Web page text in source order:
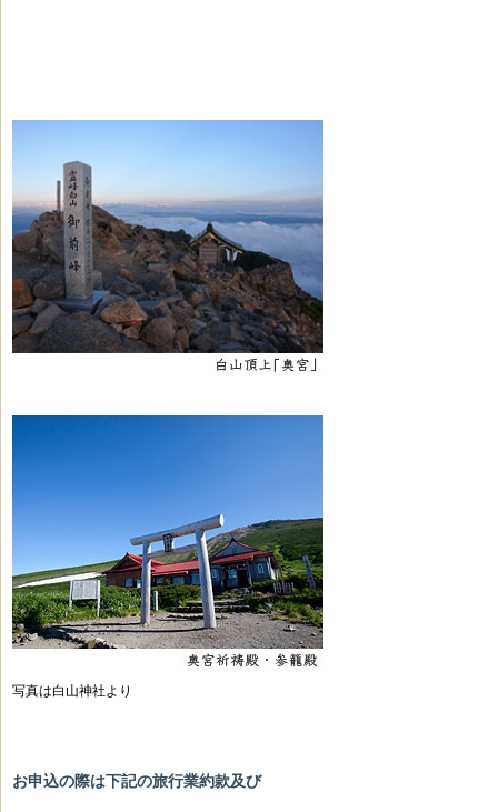
写真は白山神社より
お申込の際は下記の旅行業約款及び